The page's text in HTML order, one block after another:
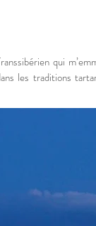
qui
les traditions